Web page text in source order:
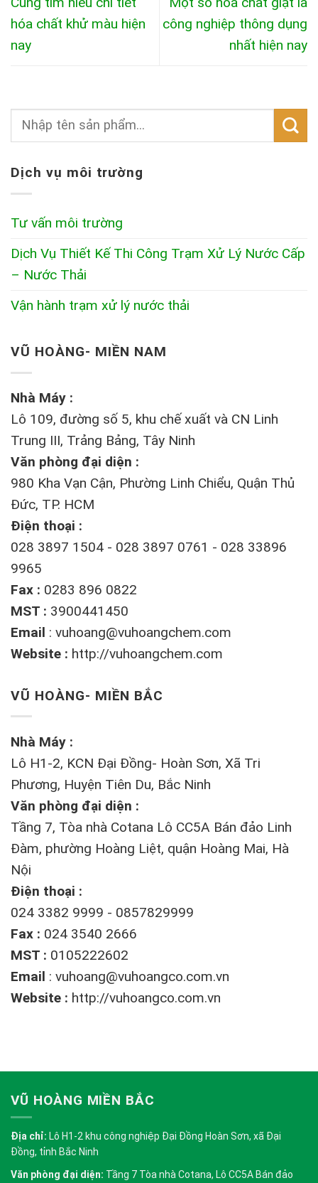
hóa chất khử màu hiện
nay
công nghiệp thông dụng
nhất hiện nay
Dịch vụ môi trường
Tư vấn môi trường
Dịch Vụ Thiết Kế Thi Công Trạm Xử Lý Nước Cấp
– Nước Thải
Vận hành trạm xử lý nước thải
VŨ HOÀNG- MIỀN NAM
Nhà Máy :
Lô 109, đường số 5, khu chế xuất và CN Linh
Trung III, Trảng Bảng, Tây Ninh
Văn phòng đại diện :
980 Kha Vạn Cận, Phường Linh Chiểu, Quận Thủ
Đức, TP. HCM
Điện thoại :
028 3897 1504 - 028 3897 0761 - 028 33896
9965
Fax : 0283 896 0822
MST : 3900441450
Email : vuhoang@vuhoangchem.com
Website : http://vuhoangchem.com
VŨ HOÀNG- MIỀN BẮC
Nhà Máy :
Lô H1-2, KCN Đại Đồng- Hoàn Sơn, Xã Tri
Phương, Huyện Tiên Du, Bắc Ninh
Văn phòng đại diện :
Tầng 7, Tòa nhà Cotana Lô CC5A Bán đảo Linh
Đàm, phường Hoàng Liệt, quận Hoàng Mai, Hà
Nội
Điện thoại :
024 3382 9999 - 0857829999
Fax : 024 3540 2666
MST : 0105222602
Email : vuhoang@vuhoangco.com.vn
Website : http://vuhoangco.com.vn
VŨ HOÀNG MIỀN BẮC
Địa chỉ: Lô H1-2 khu công nghiệp Đại Đồng Hoàn Sơn, xã Đại
Đồng, tỉnh Bắc Ninh
Văn phòng đại diện: Tầng 7 Tòa nhà Cotana, Lô CC5A Bán đảo